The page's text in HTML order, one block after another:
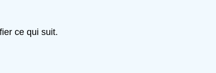
ce qui suit.